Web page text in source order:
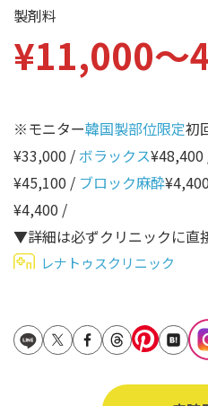
ほうれい線
鼻翼基部
唇
口角
顎
首
ヒアルロン酸リフトアッ
立ち耳
鎖骨
そ
年
10代
30代
60代
製剤料
¥11,000〜
※モニター韓国製部位限定初
¥33,000 / ボラックス¥48,400
¥45,100 / ブロック麻酔
¥4,400 /
▼詳細は必ずクリニックに直
レナトゥスクリニック